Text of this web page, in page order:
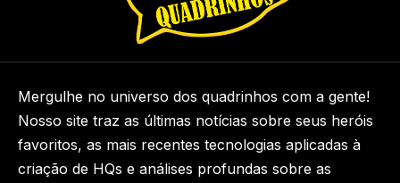
Mergulhe no universo dos quadrinhos com a gente!
Nosso site traz as últimas notícias sobre seus heróis
favoritos, as mais recentes tecnologias aplicadas à
criação de HQs e análises profundas sobre as